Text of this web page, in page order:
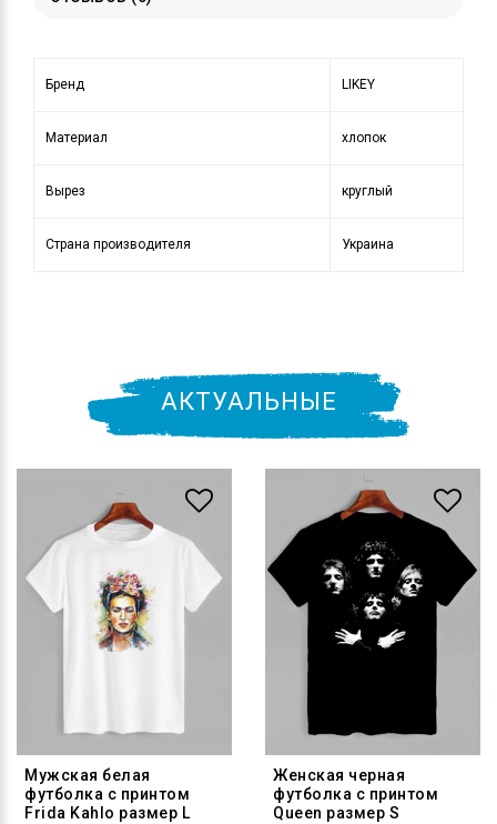
Бренд LIKEY
Материал хлопок
Вырез круглый
Страна производителя Украина
АКТУАЛЬНЫЕ
Мужская белая
футболка с принтом
Frida Kahlo размер L
Женская черная
футболка с принтом
Queen размер S